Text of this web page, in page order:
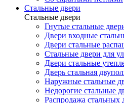
Стальные двери
Стальные двери
Гнутые стальные
Двери входные
Двери стальные
Стальные двери для
Двери стальные
Дверь стальная
Наружные стальные
Недорогие стальные
Распродажа стальных